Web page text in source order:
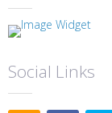
Social Links